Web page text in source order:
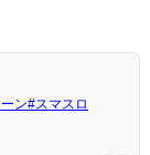
ン#スマスロ